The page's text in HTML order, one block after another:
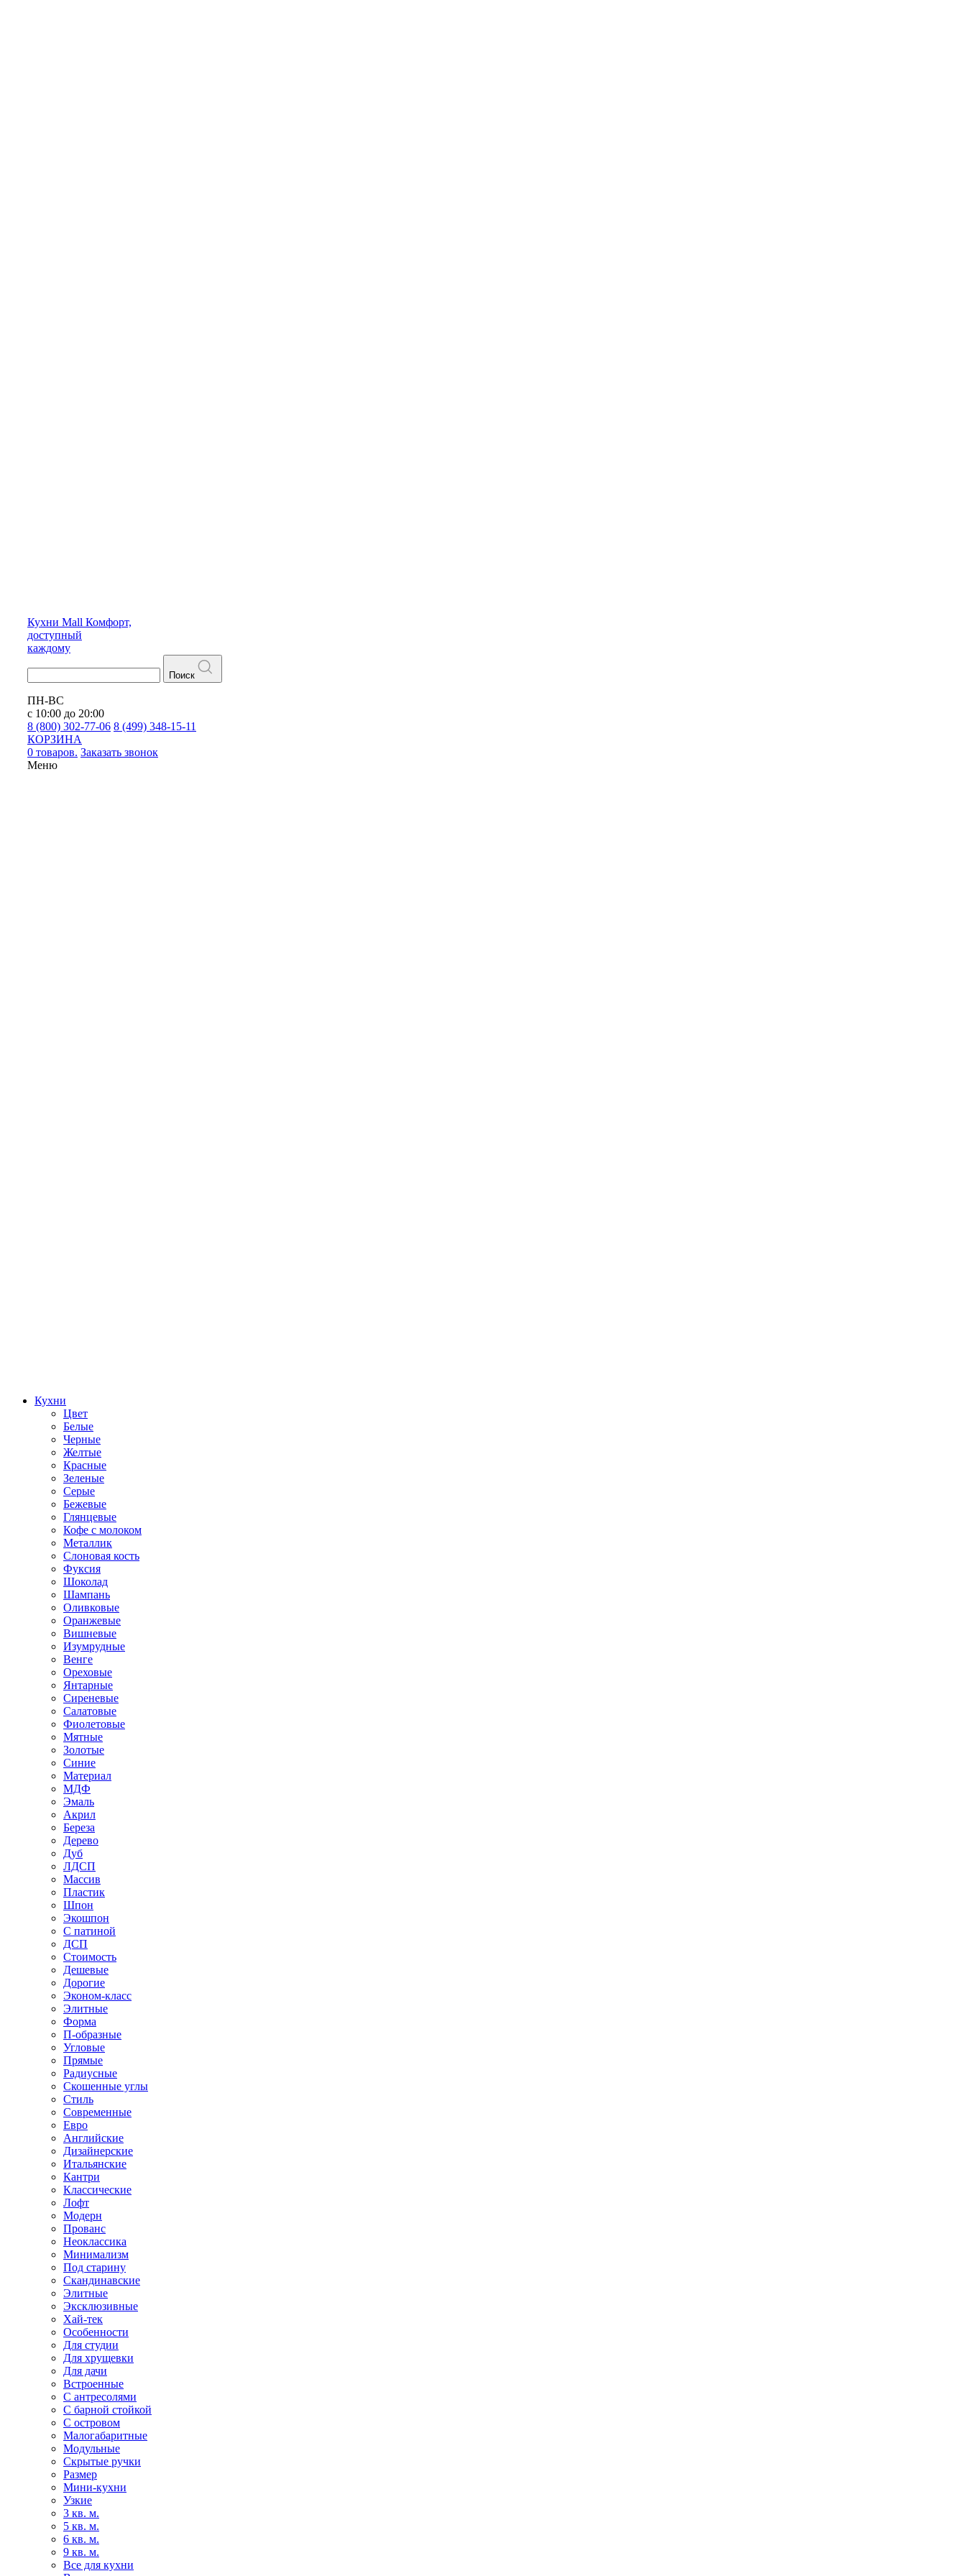
Кухни Mall Комфорт,
доступный
каждому
Поиск
ПН-ВС
с 10:00 до 20:00
8 (800) 302-77-06 8 (499) 348-15-11
КОРЗИНА
0 товаров. Заказать звонок
Меню
Кухни
Цвет
Белые
Черные
Желтые
Красные
Зеленые
Серые
Бежевые
Глянцевые
Кофе с молоком
Металлик
Слоновая кость
Фуксия
Шоколад
Шампань
Оливковые
Оранжевые
Вишневые
Изумрудные
Венге
Ореховые
Янтарные
Сиреневые
Салатовые
Фиолетовые
Мятные
Золотые
Синие
Материал
МДФ
Эмаль
Акрил
Береза
Дерево
Дуб
ЛДСП
Массив
Пластик
Шпон
Экошпон
С патиной
ДСП
Стоимость
Дешевые
Дорогие
Эконом-класс
Элитные
Форма
П-образные
Угловые
Прямые
Радиусные
Скошенные углы
Стиль
Современные
Евро
Английские
Дизайнерские
Итальянские
Кантри
Классические
Лофт
Модерн
Прованс
Неоклассика
Минимализм
Под старину
Скандинавские
Элитные
Эксклюзивные
Хай-тек
Особенности
Для студии
Для хрущевки
Для дачи
Встроенные
С антресолями
С барной стойкой
С островом
Малогабаритные
Модульные
Скрытые ручки
Размер
Мини-кухни
Узкие
3 кв. м.
5 кв. м.
6 кв. м.
9 кв. м.
Все для кухни